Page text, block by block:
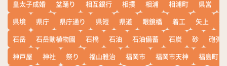
皇太子成婚
盆踊り 相互銀行 相撲 相浦 相浦町 県営
県境
県庁 県庁通り 県短 県道 眼鏡橋 着工 矢上
石岳
石岳動植物園 石橋 石油 石油備蓄 石炭 砂
砲弾
神戸屋
神社 祭り 福山雅治 福岡市 福岡市天神
福島町